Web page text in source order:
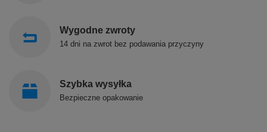
Wygodne zwroty
14 dni na zwrot bez podawania przyczyny
Szybka wysyłka
Bezpieczne opakowanie